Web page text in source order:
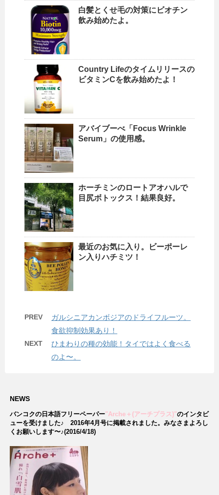
白髪とくせ毛の対策にビオチン
飲み始めたよ。
Country Lifeのタイムリリースの
ビタミンCを飲み始めたよ！
アバイブーべ「Focus Wrinkle
Serum」の使用感。
ホーチミンのロートアオハルで
目尻ボトックス！結果良好。
最近のお気に入り。ビーポーレ
ン入りハチミツ！
PREV
ガルシニアカンボジアのドライフルーツ。
食欲抑制効果あり！
NEXT
ひまわりの種の効能！タイではよく食べる
のよ〜。
NEWS
バンコクの日本語フリーペーパー"Arche＋(アーチプラス)"のインタビ
ューを受けました♪ 2016年4月号に掲載されました。みなさまよろし
くお願いします〜♪(2016/4/18)